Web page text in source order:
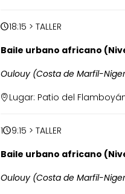
18:15 > TALLER
Baile urbano africano
Oulouy (Costa de Marfil-
Lugar: Patio del
1
9:15 > TALLER
Baile urbano africano
Oulouy (Costa de Marfil-